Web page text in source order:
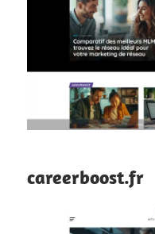
careerboost.fr